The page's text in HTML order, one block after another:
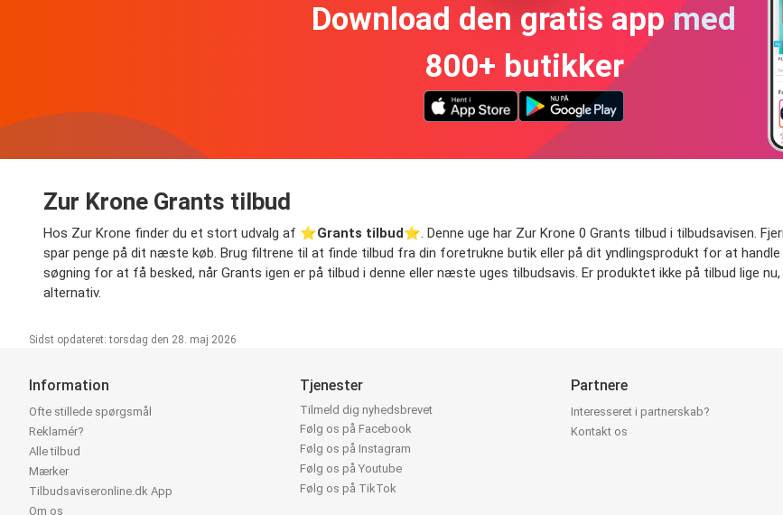
Download den gratis app med
800+ butikker
Zur Krone Grants tilbud
Hos Zur Krone finder du et stort udvalg af ⭐️Grants tilbud⭐️. Denne uge har Zur Krone 0 Grants tilbud i tilbudsavisen.
spar penge på dit næste køb. Brug filtrene til at finde tilbud fra din foretrukne butik eller på dit yndlingsprodukt for at
søgning for at få besked, når Grants igen er på tilbud i denne eller næste uges tilbudsavis. Er produktet ikke på tilbud lige
alternativ.
Sidst opdateret: torsdag den 28. maj 2026
Information
Ofte stillede spørgsmål
Reklamér?
Alle tilbud
Mærker
Tilbudsaviseronline.dk App
Om os
Tjenester
Tilmeld dig nyhedsbrevet
Følg os på Facebook
Følg os på Instagram
Følg os på Youtube
Følg os på TikTok
Partnere
Interesseret i partnerskab?
Kontakt os